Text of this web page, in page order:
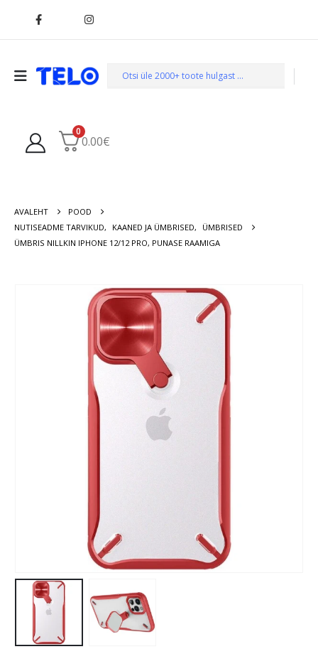
0
0.00€
AVALEHT
POOD
NUTISEADME TARVIKUD, KAANED JA ÜMBRISED,
ÜMBRISED
ÜMBRIS NILLKIN IPHONE 12/12 PRO, PUNASE RAAMIGA